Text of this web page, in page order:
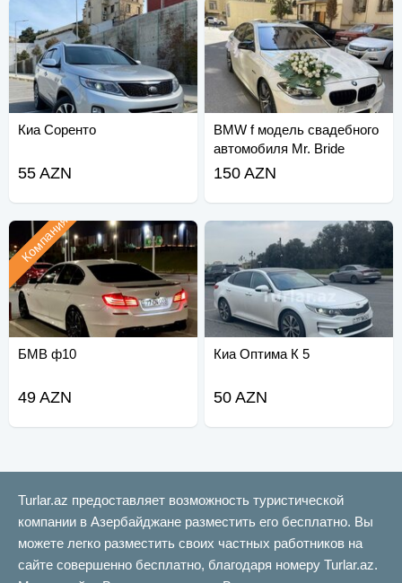
Киа Соренто
55 AZN
BMW f модель свадебного
автомобиля Mr. Bride
150 AZN
БМВ ф10
Компания
49 AZN
Киа Оптима К 5
50 AZN
Turlar.az предоставляет возможность туристической
компании в Азербайджане разместить его бесплатно. Вы
можете легко разместить своих частных работников на
сайте совершенно бесплатно, благодаря номеру Turlar.az.